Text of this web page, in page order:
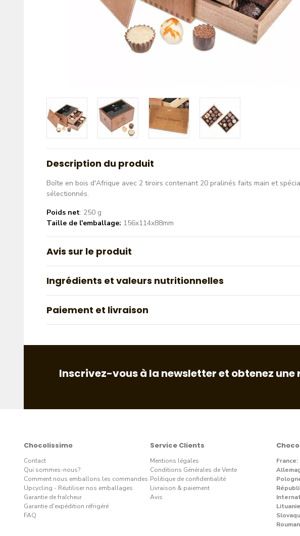
Description du produit
Boîte en bois d'Afrique avec 2 tiroirs contenant 20 pralinés faits main et
sélectionnés.
Poids net: 250 g
Taille de l'emballage: 156x114x88mm
Avis sur le produit
Ingrédients et valeurs nutritionnelles
Paiement et livraison
Inscrivez-vous à la newsletter et obtenez une
Chocolissimo
Contact
Qui sommes-nous?
Comment nous emballons les commandes
Upcycling - Réutiliser nos emballages
Garantie de fraîcheur
Garantie d'expédition réfrigéré
FAQ
Service Clients
Mentions légales
Conditions Générales de Vente
Politique de confidentialité
Livraison & paiement
Avis
France: